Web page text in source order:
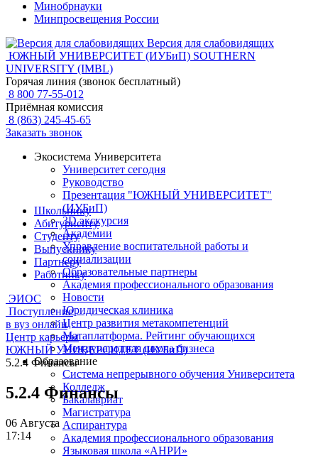
Минобрнауки
Минпросвещения России
Версия для слабовидящих
ЮЖНЫЙ УНИВЕРСИТЕТ (ИУБиП) SOUTHERN
UNIVERSITY (IMBL)
Горячая линия (звонок бесплатный)
8 800 77-55-012
Приёмная комиссия
8 (863) 245-45-65
Заказать звонок
Экосистема Университета
Университет сегодня
Руководство
Презентация "ЮЖНЫЙ УНИВЕРСИТЕТ"
(ИУБиП)
3D экскурсия
Академии
Управление воспитательной работы и
социализации
Образовательные партнеры
Академия профессионального образования
Новости
Юридическая клиника
Центр развития метакомпетенций
Матаплатформа. Рейтинг обучающихся
Международная школа бизнеса
Образование
Система непрерывного обучения Университета
Колледж
Бакалавриат
Магистратура
Аспирантура
Академия профессионального образования
Языковая школа «АНРИ»
Школьнику
Абитуриенту
Студенту
Выпускнику
Партнеру
Работнику
ЭИОС
Поступление
в вуз онлайн
Центр карьеры
ЮЖНЫЙ УНИВЕРСИТЕТ (ИУБиП)
5.2.4 Финансы
5.2.4 Финансы
06 Августа
17:14